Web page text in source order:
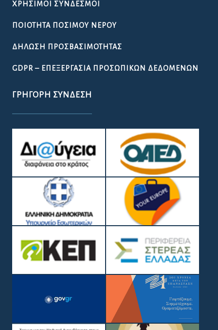
ΧΡΉΣΙΜΟΙ ΣΎΝΔΕΣΜΟΙ
ΠΟΙΌΤΗΤΑ ΠΌΣΙΜΟΥ ΝΕΡΟΎ
ΔΉΛΩΣΗ ΠΡΟΣΒΑΣΙΜΌΤΗΤΑΣ
GDPR – ΕΠΕΞΕΡΓΑΣΙΑ ΠΡΟΣΩΠΙΚΩΝ ΔΕΔΟΜΕΝΩΝ
ΓΡΉΓΟΡΗ ΣΎΝΔΕΣΗ